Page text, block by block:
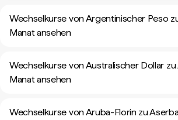
Wechselkurse von Argentinischer Peso
Manat ansehen
Wechselkurse von Australischer Dollar
Manat ansehen
Wechselkurse von Aruba-Florin zu